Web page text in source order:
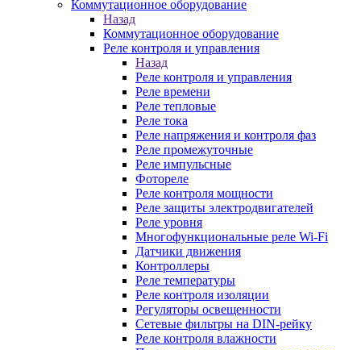
Коммутационное оборудование
Назад
Коммутационное оборудование
Реле контроля и управления
Назад
Реле контроля и управления
Реле времени
Реле тепловые
Реле тока
Реле напряжения и контроля фаз
Реле промежуточные
Реле импульсные
Фотореле
Реле контроля мощности
Реле защиты электродвигателей
Реле уровня
Многофункциональные реле Wi-Fi
Датчики движения
Контроллеры
Реле температуры
Реле контроля изоляции
Регуляторы освещенности
Сетевые фильтры на DIN-рейку
Реле контроля влажности